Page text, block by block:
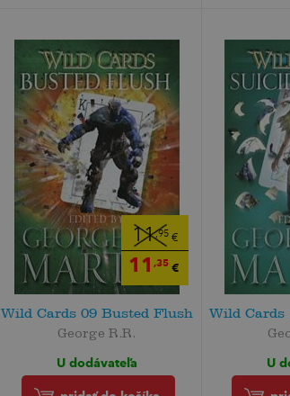
11,95 €
11 ,35 €
Wild Cards 09 Busted Flush
George R.R.
U dodávateľa
Wild Cards
U